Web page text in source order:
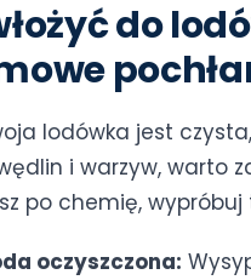
do
lodówka jest
i warzyw, warto
po chemię,
oczyszczona: